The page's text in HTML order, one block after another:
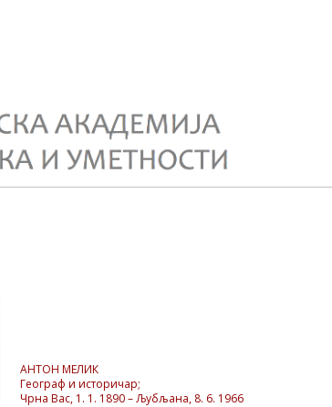
АНТОН МЕЛИК
Географ и историчар;
Чрна Вас, 1. 1. 1890 – Љубљана, 8. 6. 1966